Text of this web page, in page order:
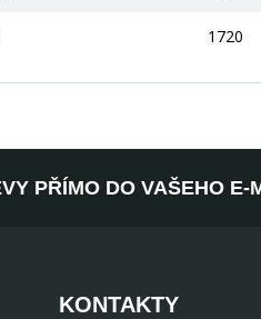
1720
PŘÍMO DO VAŠEHO E-
KONTAKTY